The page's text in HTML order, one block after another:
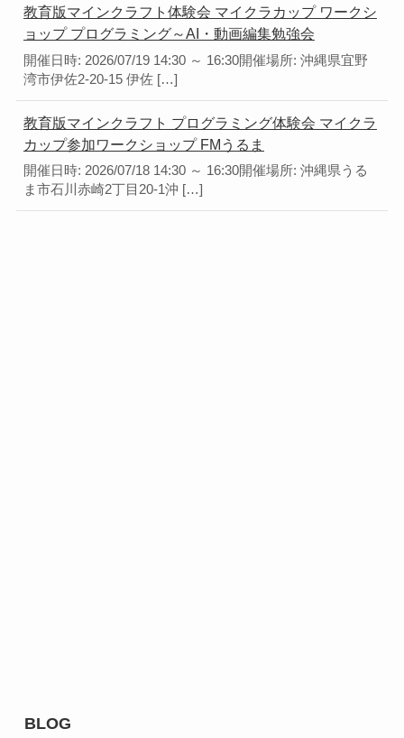
教育版マインクラフト体験会 マイクラカップ ワークシ
ョップ プログラミング～AI・動画編集勉強会
開催日時: 2026/07/19 14:30 ～ 16:30開催場所: 沖縄県宜野
湾市伊佐2-20-15 伊佐 […]
教育版マインクラフト プログラミング体験会 マイクラ
カップ参加ワークショップ FMうるま
開催日時: 2026/07/18 14:30 ～ 16:30開催場所: 沖縄県うる
ま市石川赤崎2丁目20-1沖 […]
BLOG